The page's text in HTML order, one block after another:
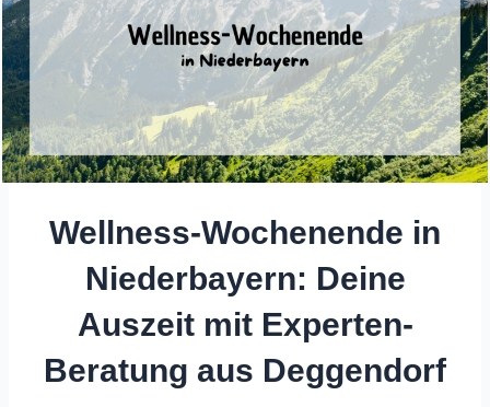
Wellness-Wochenende in
Niederbayern: Deine
Auszeit mit Experten-
Beratung aus Deggendorf